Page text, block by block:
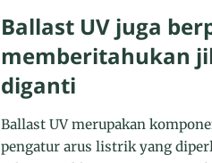
Ballast UV juga
memberitahukan
diganti
Ballast UV merupakan
pengatur arus listrik yang